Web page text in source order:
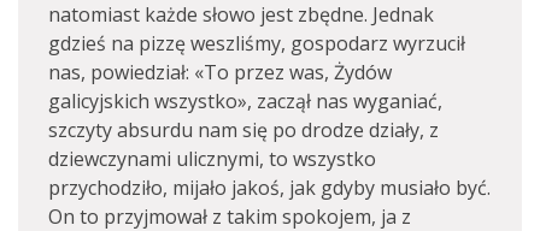
natomiast każde słowo jest zbędne. Jednak
gdzieś na pizzę weszliśmy, gospodarz wyrzucił
nas, powiedział: «To przez was, Żydów
galicyjskich wszystko», zaczął nas wyganiać,
szczyty absurdu nam się po drodze działy, z
dziewczynami ulicznymi, to wszystko
przychodziło, mijało jakoś, jak gdyby musiało być.
On to przyjmował z takim spokojem, ja z